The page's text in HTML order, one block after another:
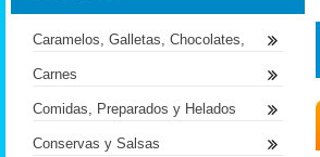
Caramelos, Galletas, Chocolates,
Carnes
Comidas, Preparados y Helados
Conservas y Salsas